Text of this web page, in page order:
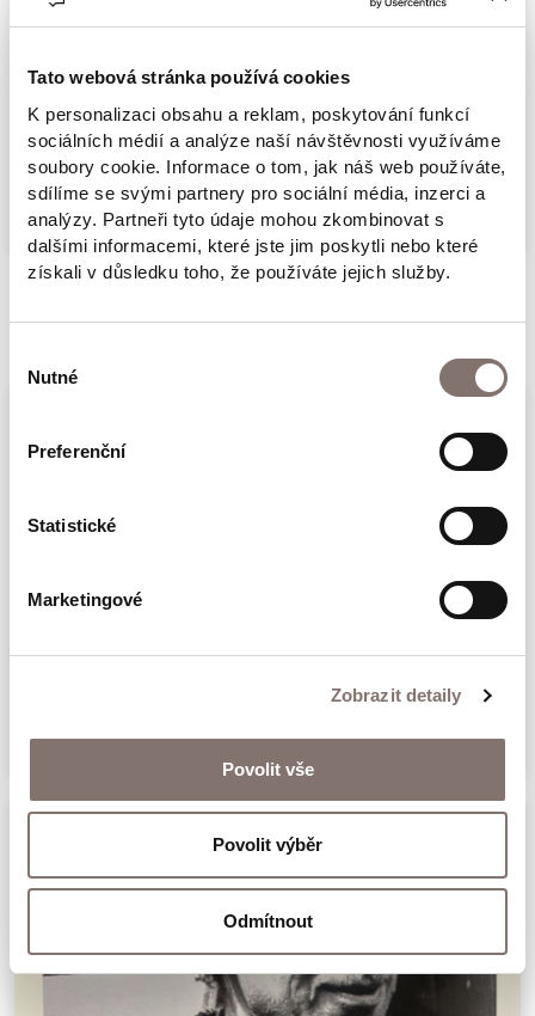
Tato webová stránka používá cookies
K personalizaci obsahu a reklam, poskytování funkcí
sociálních médií a analýze naší návštěvnosti využíváme
soubory cookie. Informace o tom, jak náš web používáte,
sdílíme se svými partnery pro sociální média, inzerci a
analýzy. Partneři tyto údaje mohou zkombinovat s
dalšími informacemi, které jste jim poskytli nebo které
získali v důsledku toho, že používáte jejich služby.
souhlasu
Nutné
Preferenční
Statistické
Marketingové
Zobrazit detaily
Povolit vše
Povolit výběr
Odmítnout
přednesl 9. prosince 1997 na společném
zasedání obou komor českého parlamentu.
Ve všech je jejich dominantním rysem
vpravdě etický rozměr, který se tento muž
snažil do věcí veřejných a reálné politiky
vtisknout.
O Václavu Havlovi bylo u nás i ve světě
napsáno nesčetně úvah, studií, oslavných
Nestačí si ji přečíst jen jednou. Stojí za to se k
nejen platný, ale při současných krizích,
společnost prochází, v ní nalezneme odpověď
na otázky, které nás tak intenzivně sužují.
Více
Související produkty
Václav Havel: ilustrovaný životopis